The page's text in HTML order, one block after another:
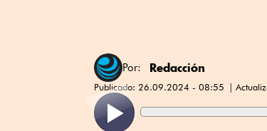
Por: Redacción
Publicado: 26.09.2024 - 08:55